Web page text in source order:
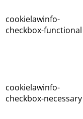
cookielawinfo-
checkbox-functional
cookielawinfo-
checkbox-necessary